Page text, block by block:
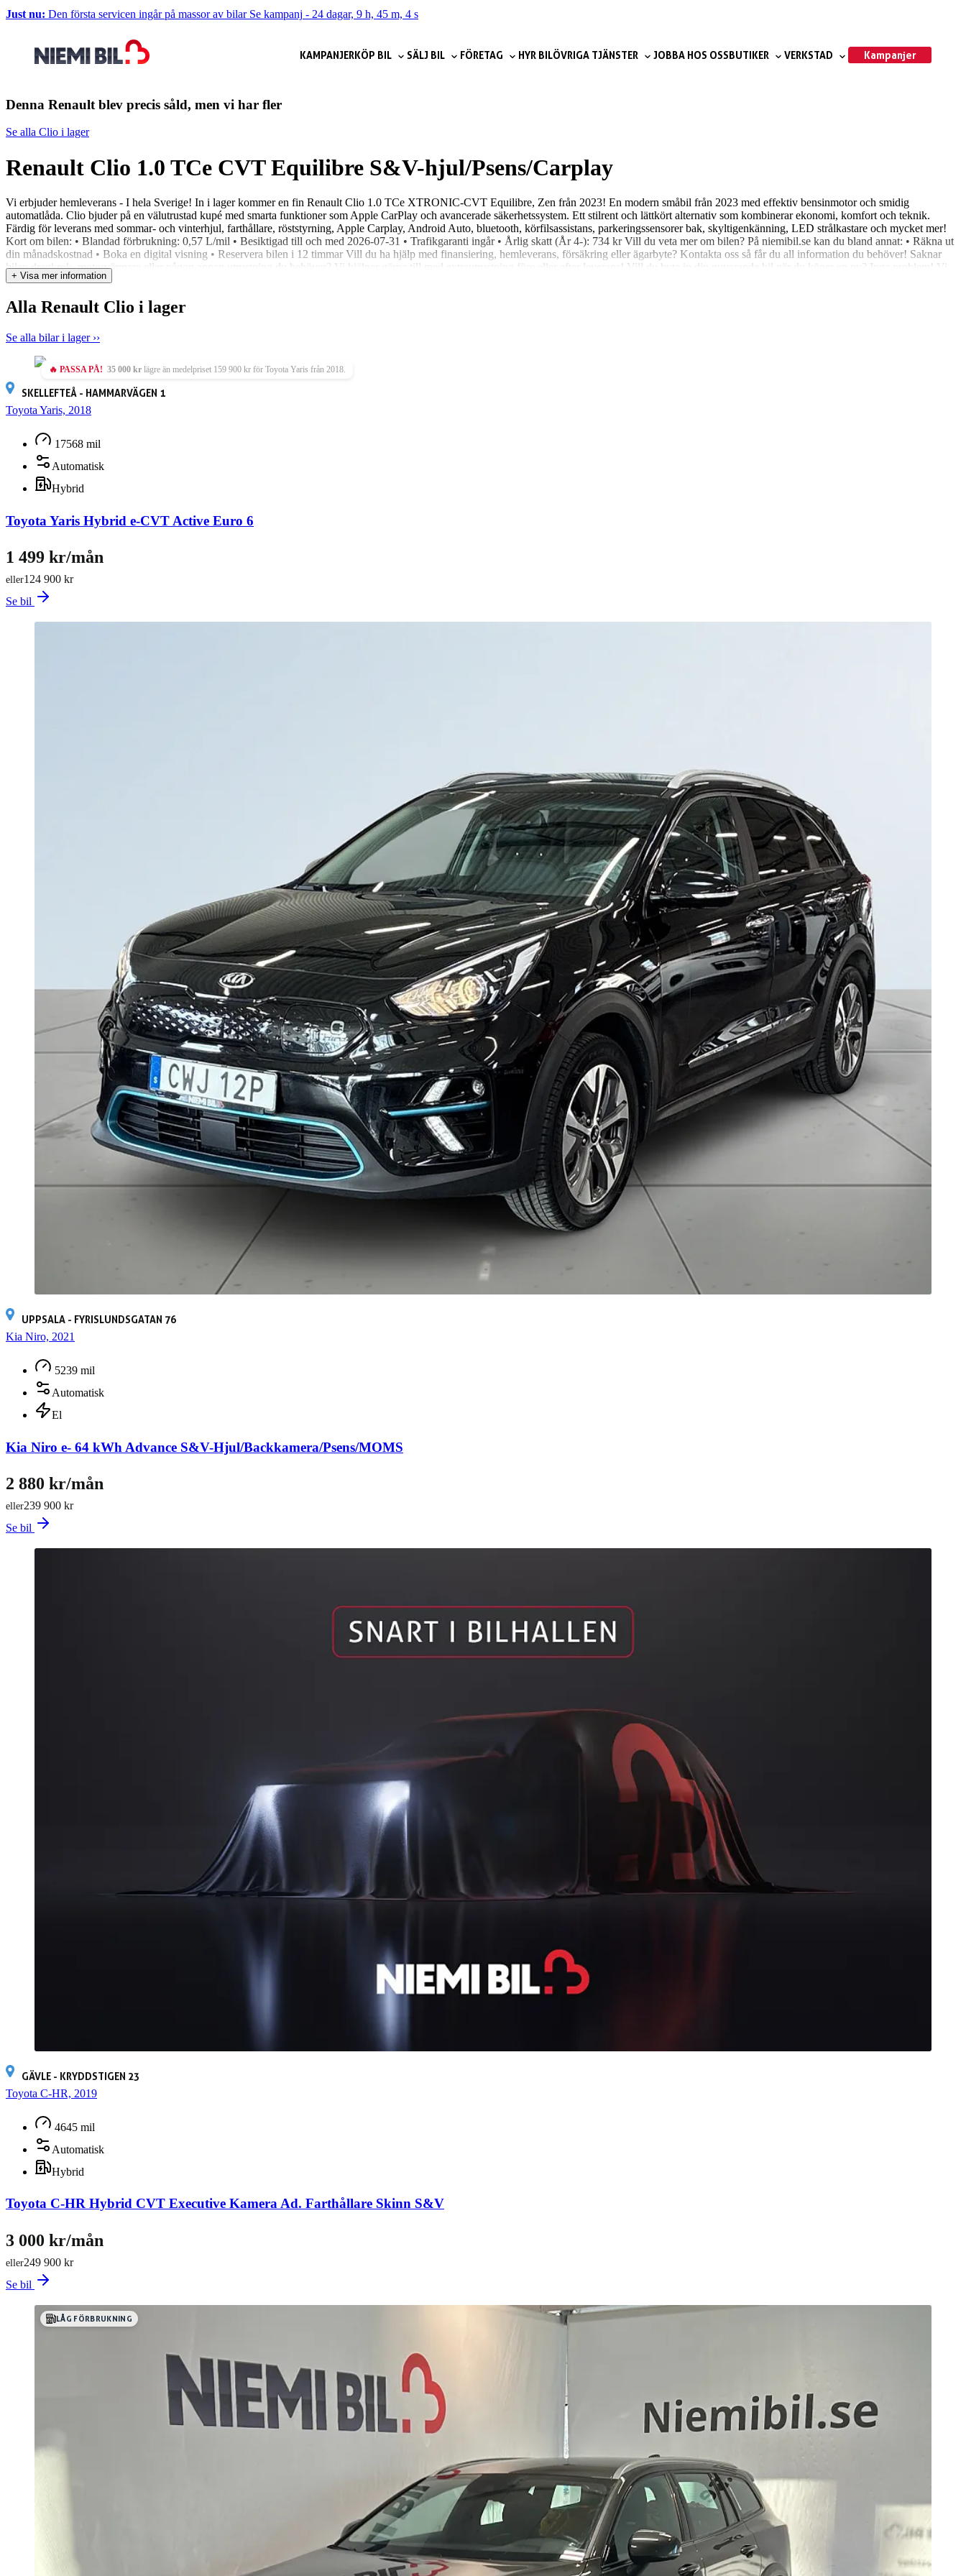
Just nu: Den första servicen ingår på massor av bilar Se kampanj - 24 dagar, 9 h, 45 m, 3 s
KAMPANJERKÖP BIL SÄLJ BIL FÖRETAG HYR BILÖVRIGA TJÄNSTER JOBBA HOS OSSBUTIKER VERKSTAD Kampanjer
Denna Renault blev precis såld, men vi har fler
Se alla Clio i lager
Renault Clio 1.0 TCe CVT Equilibre S&V-hjul/Psens/Carplay
Vi erbjuder hemleverans - I hela Sverige! In i lager kommer en fin Renault Clio 1.0 TCe XTRONIC-CVT Equilibre, Zen från 2023! En modern småbil från 2023 med effektiv bensinmotor och smidig
automatlåda. Clio bjuder på en välutrustad kupé med smarta funktioner som Apple CarPlay och avancerade säkerhetssystem. Ett stilrent och lättkört alternativ som kombinerar ekonomi, komfort och teknik.
Färdig för leverans med sommar- och vinterhjul, farthållare, röststyrning, Apple Carplay, Android Auto, bluetooth, körfilsassistans, parkeringssensorer bak, skyltigenkänning, LED strålkastare och mycket mer!
Kort om bilen: • Blandad förbrukning: 0,57 L/mil • Besiktigad till och med 2026-07-31 • Trafikgaranti ingår • Årlig skatt (År 4-): 734 kr Vill du veta mer om bilen? På niemibil.se kan du bland annat: • Räkna ut
din månadskostnad • Boka en digital visning • Reservera bilen i 12 timmar Vill du ha hjälp med finansiering, hemleverans, försäkring eller ägarbyte? Kontakta oss så får du all information du behöver! Saknar
bilen dragkrok, motorvärmare eller någon annan utrustning du behöver? Vi hjälper gärna till med extrautrustning före eller efter leverans! Vill du byta in din nuvarande bil när du köper en ny? Inga problem! Vi
värderar din bil kostnadsfritt och lämnar ett prisförslag direkt – Du behöver inte ens städa eller tvätta bilen! Niemi Bil – Sveriges största hjärta för bilar 4,8 snittbetyg på Google 4,7 snittbetyg på Trustpilot Vid
+ Visa mer information
Alla Renault Clio i lager
Se alla bilar i lager ››
🔥 PASSA PÅ! 35 000 kr lägre än medelpriset 159 900 kr för Toyota Yaris från 2018.
SKELLEFTEÅ - HAMMARVÄGEN 1
Toyota Yaris, 2018
17568 mil
Automatisk
Hybrid
Toyota Yaris Hybrid e-CVT Active Euro 6
124 900 kr
eller
1 499 kr/mån
Se bil
UPPSALA - FYRISLUNDSGATAN 76
Kia Niro, 2021
5239 mil
Automatisk
El
Kia Niro e- 64 kWh Advance S&V-Hjul/Backkamera/Psens/MOMS
239 900 kr
eller
2 880 kr/mån
Se bil
GÄVLE - KRYDDSTIGEN 23
Toyota C-HR, 2019
4645 mil
Automatisk
Hybrid
Toyota C-HR Hybrid CVT Executive Kamera Ad. Farthållare Skinn S&V
249 900 kr
eller
3 000 kr/mån
Se bil
LÅG FÖRBRUKNING